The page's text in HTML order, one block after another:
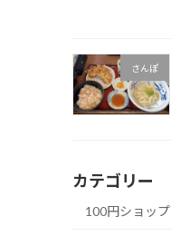
さんぽ
カテゴリー
100円ショップ